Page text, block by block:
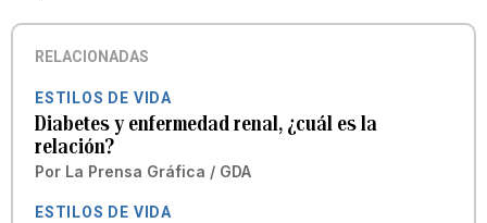
RELACIONADAS
ESTILOS DE VIDA
Diabetes y enfermedad renal, ¿cuál es la
relación?
Por La Prensa Gráfica / GDA
ESTILOS DE VIDA